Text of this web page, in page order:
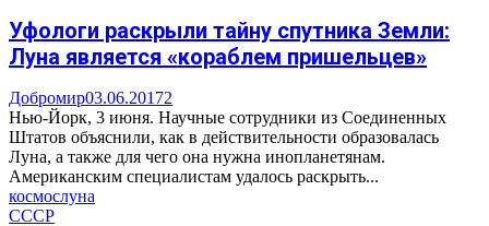
Уфологи раскрыли тайну спутника Земли:
Луна является «кораблем пришельцев»
Добромир03.06.20172
Нью-Йорк, 3 июня. Научные сотрудники из Соединенных
Штатов объяснили, как в действительности образовалась
Луна, а также для чего она нужна инопланетянам.
Американским специалистам удалось раскрыть...
космослуна
СССР